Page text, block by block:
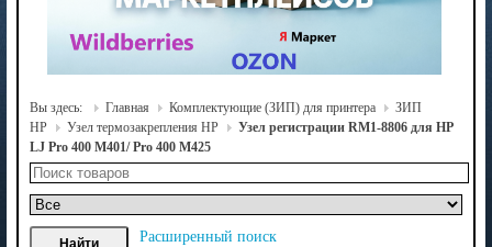
Вы здесь: Главная Комплектующие (ЗИП) для принтера
ЗИП
HP
Узел термозакрепления HP
Узел регистрации RM1-8806 для HP
LJ Pro 400 M401/ Pro 400 M425
Расширенный поиск